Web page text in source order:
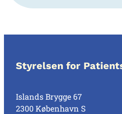
Styrelsen for
Islands Brygge 67
2300 København S